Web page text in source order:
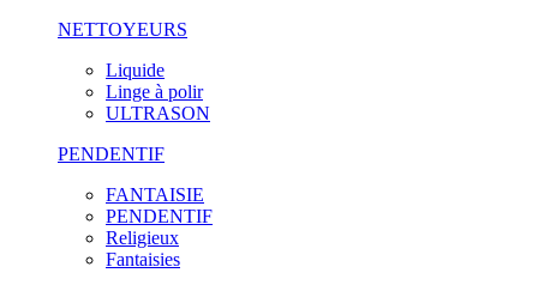
NETTOYEURS
Liquide
Linge à polir
ULTRASON
PENDENTIF
FANTAISIE
PENDENTIF
Religieux
Fantaisies